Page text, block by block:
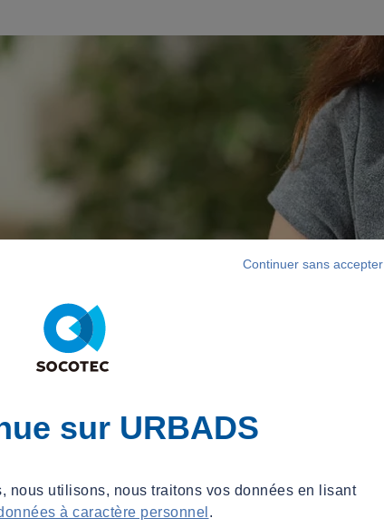
sur URBADS
nous utilisons, nous traitons vos données en lisant
à caractère personnel .
Continuer sans accepter